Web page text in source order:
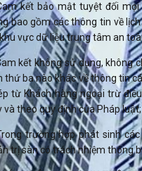
kết bảo mật tuyệt đối
bao gồm các thông tin về
vực dữ liệu trung tâm an
kết không sử dụng, không
thứ ba nào khác về thông tin
từ Khách hàng ngoại trừ
và theo quy định của Pháp luật;
trường hợp phát sinh
trị sàn có trách nhiệm thông